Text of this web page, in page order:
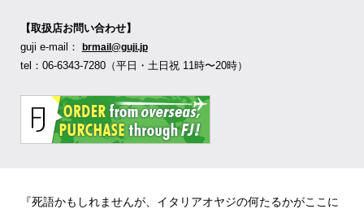
【取扱店お問い合わせ】
guji e-mail：
brmail@guji.jp
tel：06-6343-7280（平日・土日祝 11時〜20時）
『死語かもしれませんが、イタリアオヤジの何たるかがここに